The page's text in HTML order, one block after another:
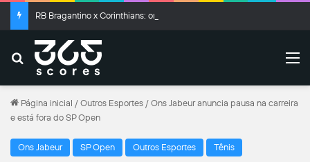
Buscar
Página inicial / Outros Esportes / Ons Jabeur anuncia pausa na carreira
e está fora do SP Open
Ons Jabeur SP Open Outros Esportes Tênis